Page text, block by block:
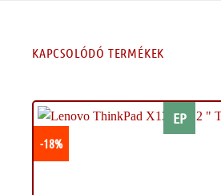
KAPCSOLÓDÓ TERMÉKEK
EP
-18%